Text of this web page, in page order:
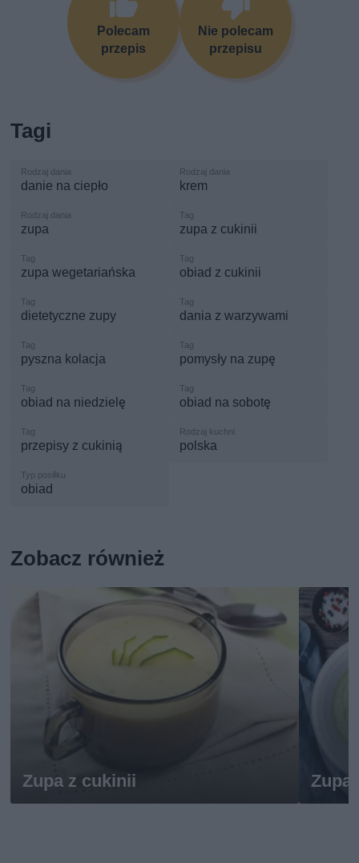
Polecam
przepis
Nie polecam
przepisu
Tagi
danie na ciepło krem
zupa zupa z cukinii
zupa wegetariańska obiad z cukinii
dietetyczne zupy dania z warzywami
pyszna kolacja pomysły na zupę
obiad na niedzielę obiad na sobotę
przepisy z cukinią polska
obiad
Zobacz również
Zupa z cukinii Zupa